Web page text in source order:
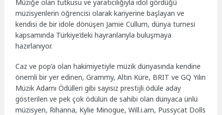
Müziğe olan tutkusu ve yaratıcılığıyla idol gördüğü
müzisyenlerin öğrencisi olarak kariyerine başlayan ve
kendisi de bir idole dönüşen Jamie Cullum, dünya turnesi
kapsamında Türkiye’deki hayranlarıyla buluşmaya
hazırlanıyor.
Caz ve pop’a olan hakimiyetiyle müzik dünyasında kendine
önemli bir yer edinen, Grammy, Altın Küre, BRIT ve GQ Yılın
Müzik Adamı Ödülleri gibi sayısız prestijli ödüle aday
gösterilen ve pek çok ödülün de sahibi olan dünyaca ünlü
müzisyen, Rihanna, Kylie Minogue, Will.i.am, Pussycat Dolls